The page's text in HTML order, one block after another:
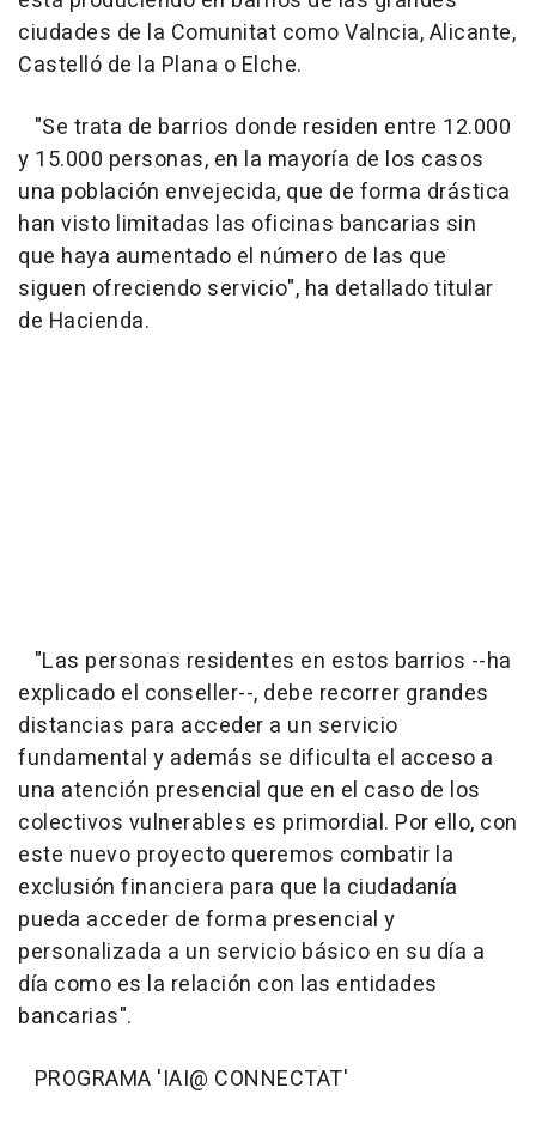
ciudades de la Comunitat como Valncia, Alicante,
Castelló de la Plana o Elche.
"Se trata de barrios donde residen entre 12.000
y 15.000 personas, en la mayoría de los casos
una población envejecida, que de forma drástica
han visto limitadas las oficinas bancarias sin
que haya aumentado el número de las que
siguen ofreciendo servicio", ha detallado titular
de Hacienda.
"Las personas residentes en estos barrios --ha
explicado el conseller--, debe recorrer grandes
distancias para acceder a un servicio
fundamental y además se dificulta el acceso a
una atención presencial que en el caso de los
colectivos vulnerables es primordial. Por ello, con
este nuevo proyecto queremos combatir la
exclusión financiera para que la ciudadanía
pueda acceder de forma presencial y
personalizada a un servicio básico en su día a
día como es la relación con las entidades
bancarias".
PROGRAMA 'IAI@ CONNECTAT'